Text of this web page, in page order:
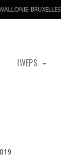
BRUXELLES
IWEPS